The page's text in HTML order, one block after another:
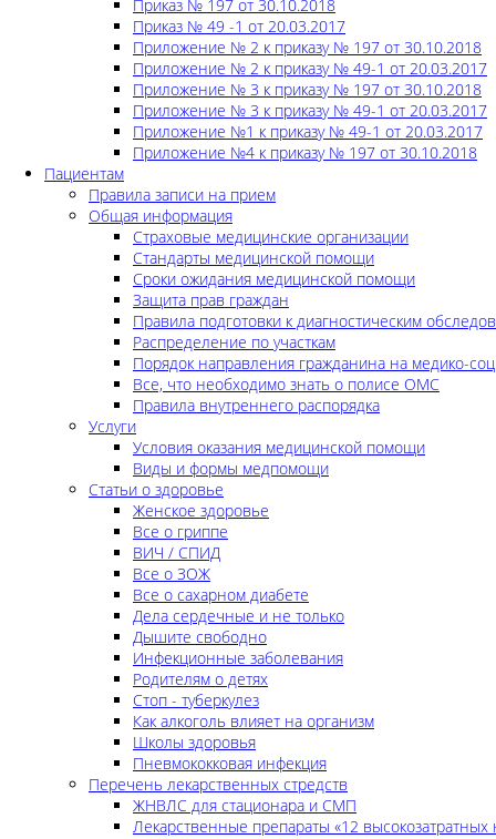
Приказ № 197 от 30.10.2018
Приказ № 49 -1 от 20.03.2017
Приложение № 2 к приказу № 197 от 30.10.2018
Приложение № 2 к приказу № 49-1 от 20.03.2017
Приложение № 3 к приказу № 197 от 30.10.2018
Приложение № 3 к приказу № 49-1 от 20.03.2017
Приложение №1 к приказу № 49-1 от 20.03.2017
Приложение №4 к приказу № 197 от 30.10.2018
Пациентам
Правила записи на прием
Общая информация
Страховые медицинские организации
Стандарты медицинской помощи
Сроки ожидания медицинской помощи
Защита прав граждан
Правила подготовки к диагностическим
Распределение по участкам
Порядок направления гражданина на медико-
Все, что необходимо знать о полисе ОМС
Правила внутреннего распорядка
Услуги
Условия оказания медицинской помощи
Виды и формы медпомощи
Статьи о здоровье
Женское здоровье
Все о гриппе
ВИЧ / СПИД
Все о ЗОЖ
Все о сахарном диабете
Дела сердечные и не только
Дышите свободно
Инфекционные заболевания
Родителям о детях
Стоп - туберкулез
Как алкоголь влияет на организм
Школы здоровья
Пневмококковая инфекция
Перечень лекарственных стредств
ЖНВЛС для стационара и СМП
Лекарственные препараты «12 высокозатратных